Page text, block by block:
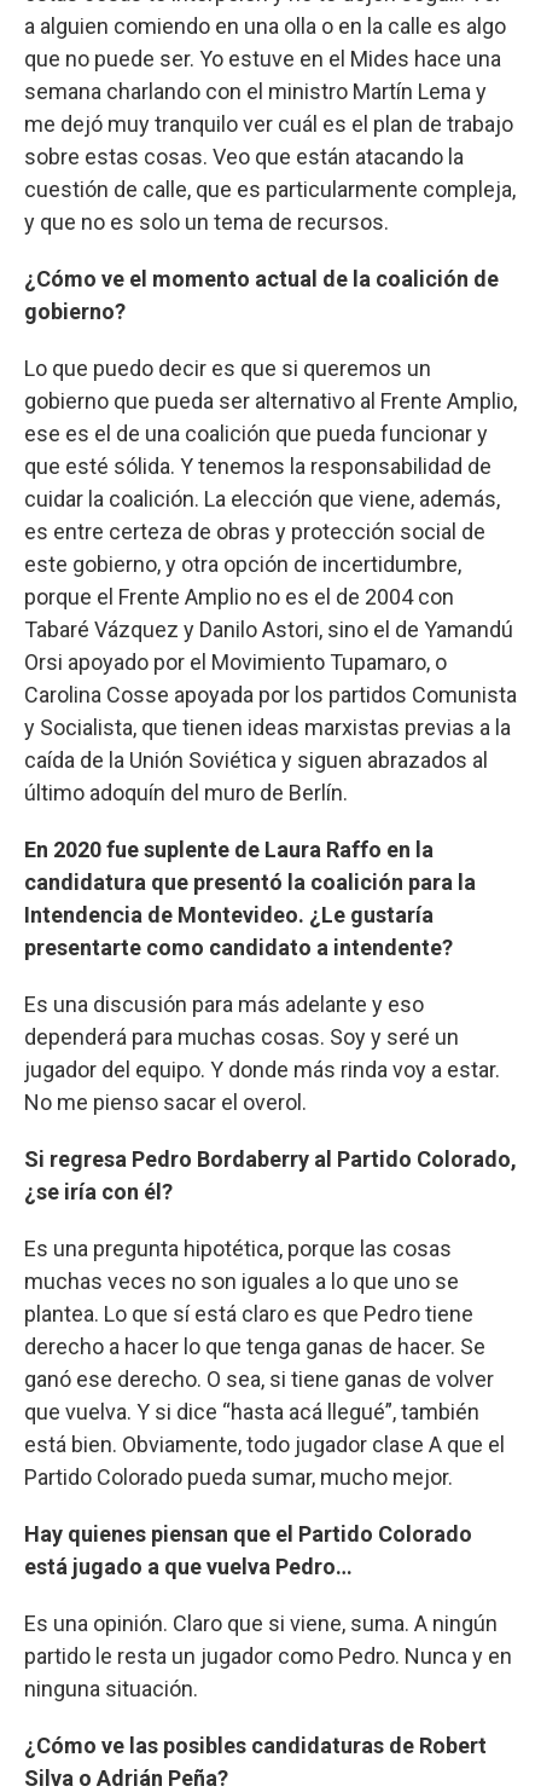
a alguien comiendo en una olla o en la calle es algo
que no puede ser. Yo estuve en el Mides hace una
semana charlando con el ministro Martín Lema y
me dejó muy tranquilo ver cuál es el plan de trabajo
sobre estas cosas. Veo que están atacando la
cuestión de calle, que es particularmente compleja,
y que no es solo un tema de recursos.
¿Cómo ve el momento actual de la coalición de
gobierno?
Lo que puedo decir es que si queremos un
gobierno que pueda ser alternativo al Frente Amplio,
ese es el de una coalición que pueda funcionar y
que esté sólida. Y tenemos la responsabilidad de
cuidar la coalición. La elección que viene, además,
es entre certeza de obras y protección social de
este gobierno, y otra opción de incertidumbre,
porque el Frente Amplio no es el de 2004 con
Tabaré Vázquez y Danilo Astori, sino el de Yamandú
Orsi apoyado por el Movimiento Tupamaro, o
Carolina Cosse apoyada por los partidos Comunista
y Socialista, que tienen ideas marxistas previas a la
caída de la Unión Soviética y siguen abrazados al
último adoquín del muro de Berlín.
En 2020 fue suplente de Laura Raffo en la
candidatura que presentó la coalición para la
Intendencia de Montevideo. ¿Le gustaría
presentarte como candidato a intendente?
Es una discusión para más adelante y eso
dependerá para muchas cosas. Soy y seré un
jugador del equipo. Y donde más rinda voy a estar.
No me pienso sacar el overol.
Si regresa Pedro Bordaberry al Partido Colorado,
¿se iría con él?
Es una pregunta hipotética, porque las cosas
muchas veces no son iguales a lo que uno se
plantea. Lo que sí está claro es que Pedro tiene
derecho a hacer lo que tenga ganas de hacer. Se
ganó ese derecho. O sea, si tiene ganas de volver
que vuelva. Y si dice “hasta acá llegué”, también
está bien. Obviamente, todo jugador clase A que el
Partido Colorado pueda sumar, mucho mejor.
Hay quienes piensan que el Partido Colorado
está jugado a que vuelva Pedro…
Es una opinión. Claro que si viene, suma. A ningún
partido le resta un jugador como Pedro. Nunca y en
ninguna situación.
¿Cómo ve las posibles candidaturas de Robert
Silva o Adrián Peña?